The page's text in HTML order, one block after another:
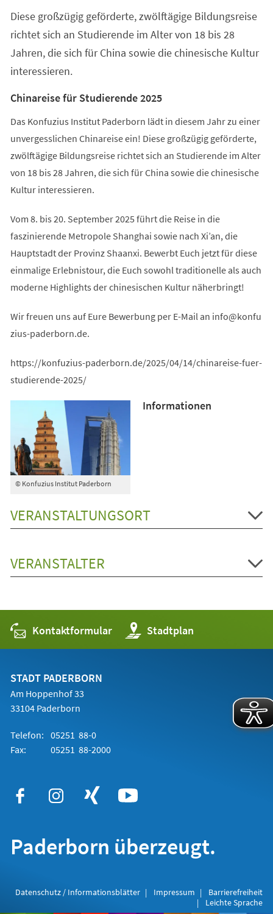
neuen
Tab)
Diese großzügig geförderte, zwölftägige Bildungsreise
richtet sich an Studierende im Alter von 18 bis 28
Jahren, die sich für China sowie die chinesische Kultur
interessieren.
Chinareise für Studierende 2025
Das Konfuzius Institut Paderborn lädt in diesem Jahr zu einer
unvergesslichen Chinareise ein! Diese großzügig geförderte,
zwölftägige Bildungsreise richtet sich an Studierende im Alter
von 18 bis 28 Jahren, die sich für China sowie die chinesische
Kultur interessieren.
Vom 8. bis 20. September 2025 führt die Reise in die
faszinierende Metropole Shanghai sowie nach Xi’an, die
Hauptstadt der Provinz Shaanxi. Bewerbt Euch jetzt für diese
einmalige Erlebnistour, die Euch sowohl traditionelle als auch
moderne Highlights der chinesischen Kultur näherbringt!
Wir freuen uns auf Eure Bewerbung per E-Mail an info
konfu
zius-paderborn de.
https://konfuzius-paderborn.de/2025/04/14/chinareise-fuer-
studierende-2025/
© Konfuzius Institut Paderborn
Informationen
VERANSTALTUNGSORT
VERANSTALTER
Kontaktformular Stadtplan
(Öffnet
in
einem
STADT PADERBORN
Am Hoppenhof 33
33104 Paderborn
Telefon: 05251 88-0
Fax:
05251 88-2000
Paderborn überzeugt.
Datenschutz / Informationsblätter Impressum
Barrierefreiheit
Leichte Sprache